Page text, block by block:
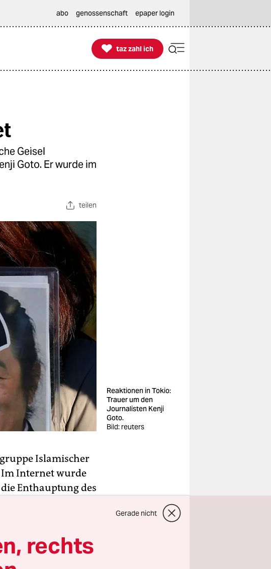
abo genossenschaft epaper login

taz zahl ich
taz zahl ich
Geisel
Goto. Er wurde im
teilen
Reaktionen in Tokio:
Trauer um den
Journalisten Kenji
Goto.
Bild: reuters
Islamischer
Im Internet wurde
Enthauptung des
Abe, US-Präsident
Großbritanniens
Gerade nicht
rechts